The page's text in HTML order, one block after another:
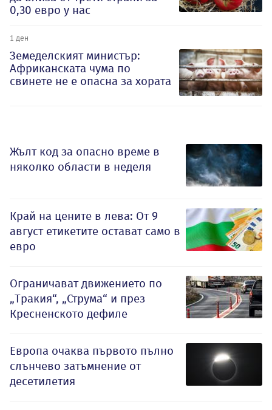
0,30 евро у нас
1 ден
Земеделският министър:
Африканската чума по
свинете не е опасна за хората
Жълт код за опасно време в
няколко области в неделя
Край на цените в лева: От 9
август етикетите остават само в
евро
Ограничават движението по
„Тракия“, „Струма“ и през
Кресненското дефиле
Европа очаква първото пълно
слънчево затъмнение от
десетилетия